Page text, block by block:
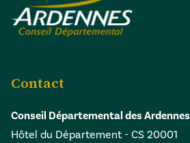
Contact
Conseil Départemental des Ardennes
Hôtel du Département - CS 20001